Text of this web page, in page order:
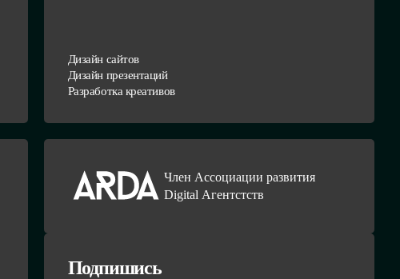
Дизайн сайтов
Дизайн презентаций
Разработка креативов
Член Ассоциации развития
Digital Агентстств
Подпишись